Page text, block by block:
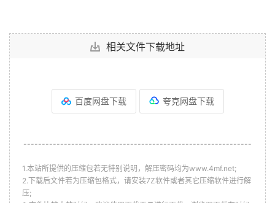
相关文件下载地址
百度网盘下载 夸克网盘下载
--------------------------------------------------------------
1.本站所提供的压缩包若无特别说明，解压密码均为www.4mf.net;
2.下载后文件若为压缩包格式，请安装7Z软件或者其它压缩软件进行解
压;